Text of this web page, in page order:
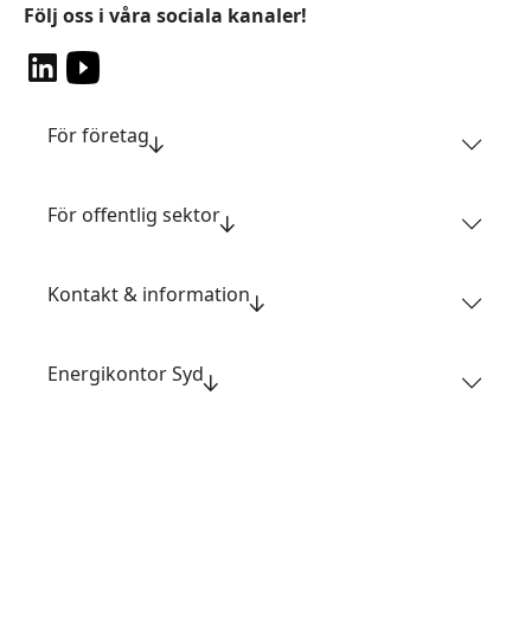
Följ oss i våra sociala kanaler!
För företag
För offentlig sektor
Kontakt & information
Energikontor Syd